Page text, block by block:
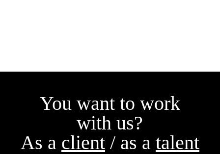
You want to work
with us?
As a client/ as a talent